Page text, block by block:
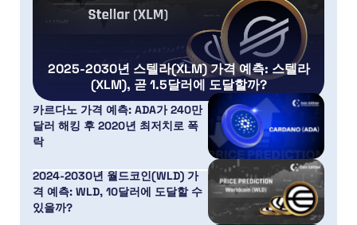
2025-2030년 스텔라(XLM) 가격 예측: 스텔라
(XLM), 곧 1.5달러에 도달할까?
카르다노 가격 예측: ADA가 240만
달러 해킹 후 2020년 최저치로 폭
락
2024-2030년 월드코인(WLD) 가
격 예측: WLD, 10달러에 도달할 수
있을까?